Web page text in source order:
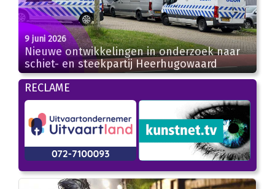
9 juni 2026
Nieuwe ontwikkelingen in onderzoek naar
schiet- en steekpartij Heerhugowaard
RECLAME